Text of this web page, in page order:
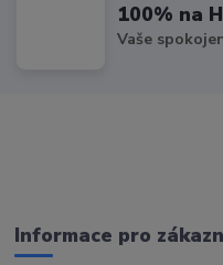
100% na
Vaše
Informace pro